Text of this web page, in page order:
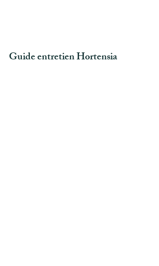
Guide entretien Hortensia